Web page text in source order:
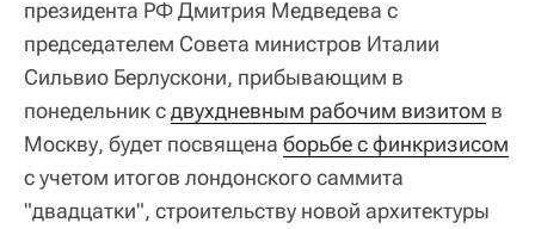
президента РФ Дмитрия Медведева с
председателем Совета министров Италии
Сильвио Берлускони, прибывающим в
понедельник сдвухдневным рабочим визитом в
Москву, будет посвящена борьбе с финкризисом
с учетом итогов лондонского саммита
"двадцатки", строительству новой архитектуры